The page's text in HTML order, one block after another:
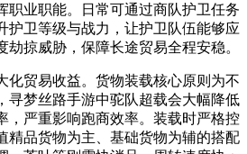
职业职能。日常可通过商队护卫任务
护卫等级与战力，让护卫队伍能够应
劫掠威胁，保障长途贸易全程安稳。
化贸易收益。货物装载核心原则为不
寻梦丝路手游中驼队超载会大幅降低
，严重影响跑商效率。装载时严格控
精品货物为主、基础货物为辅的搭配